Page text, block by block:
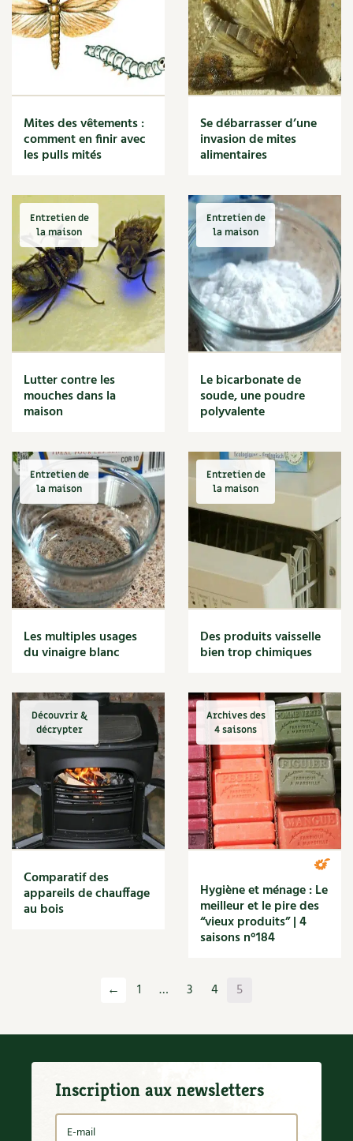
Carnets de saison
Compléments
Dossier4 saisons
Actualités
Conseils vidéo des
Secrets d’abonné
Tous au jardin ! avec Pascal
La vie secrète du jardin
BD : La folle histoire des plantes
Secrets d'abonné
Astuces de jardinier
Autonomie et permaculture avec David
L'autonomie au jardin en 12 leçons
Tous au jardin ! | RCF
Mites des vêtements :
comment en finir avec
les pulls mités
Se débarrasser d’une
invasion de mites
alimentaires
Entretien de
la maison
Lutter contre les
mouches dans la
maison
Entretien de
la maison
Le bicarbonate de
soude, une poudre
polyvalente
Entretien de
la maison
Les multiples usages
du vinaigre blanc
Entretien de
la maison
Des produits vaisselle
bien trop chimiques
Découvrir &
décrypter
Comparatif des
appareils de chauffage
au bois
Archives des
4 saisons
Hygiène et ménage : Le
meilleur et le pire des
“vieux produits” | 4
saisons n°184
← 1 … 3 4 5
Inscription aux newsletters